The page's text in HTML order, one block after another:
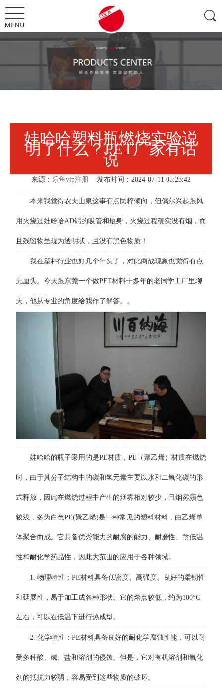
娃哈哈塑料瓶燃烧实验说
明了什么？PET厂家有话
说
来源： 乐鱼vip注册 发布时间：2024-07-11 05:23:42
本来我觉得农夫山泉这事有点民粹倾向，但偶尔兴起跟风
用火烧过娃哈哈AD钙的吸管和瓶身，火烧过程确实没有烟，而
且残留物呈现为透明状，且没有黑色物质！
我在塑料行业也好几个年头了，对此商战现象也觉得有点
无厘头。今天跟东莞一个做PET材料十多年的老同学工厂里聊
天，他从专业的角度给我作了解答。。
娃哈哈的瓶子采用的是PE材质，PE（聚乙烯）材质在燃烧
时，由于其分子结构中的碳和氢元素主要以水和二氧化碳的形
式释放，因此在燃烧过程中产生的烟雾相对较少，且烟雾颜色
较浅，多为白色PE(聚乙烯)是一种常见的塑料材料，由乙烯单
体聚合而成。它具备优秀能力的耐腐的能力、耐磨性、耐低温
性和耐化学药品性，因此大范围的应用于各种领域。
1. 物理特性：PE材料具备低密度、高强度、良好的柔韧性
和延展性，易于加工成各种形状。它的熔点较低，约为100°C
左右，可以在低温下进行热成型。
2. 化学特性：PE材料具备良好的耐化学腐蚀性能，可以耐
受多种酸、碱、盐和溶剂的侵蚀。但是，它对有机溶剂和氧化
剂的抵抗力较弱，容易受到这些物质的破坏。